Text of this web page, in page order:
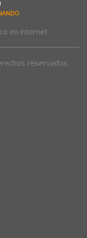
en internet.
reservados.